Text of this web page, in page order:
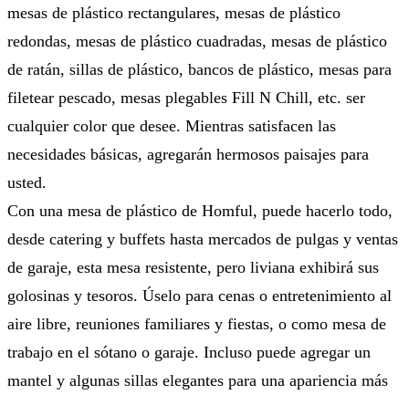
mesas de plástico rectangulares, mesas de plástico
redondas, mesas de plástico cuadradas, mesas de plástico
de ratán, sillas de plástico, bancos de plástico, mesas para
filetear pescado, mesas plegables Fill N Chill, etc. ser
cualquier color que desee. Mientras satisfacen las
necesidades básicas, agregarán hermosos paisajes para
usted.
Con una mesa de plástico de Homful, puede hacerlo todo,
desde catering y buffets hasta mercados de pulgas y ventas
de garaje, esta mesa resistente, pero liviana exhibirá sus
golosinas y tesoros. Úselo para cenas o entretenimiento al
aire libre, reuniones familiares y fiestas, o como mesa de
trabajo en el sótano o garaje. Incluso puede agregar un
mantel y algunas sillas elegantes para una apariencia más